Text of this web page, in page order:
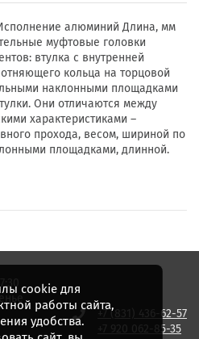
алюминий Длина, мм
муфтовые головки
втулка с внутренней
кольца на торцовой
наклонными площадками
Они отличаются между
характеристиками –
прохода, весом, шириной по
площадками, длинной.
+7 (831) 436-62-57
+7 920 062-85-35
cookie для
работы сайта,
удобства.